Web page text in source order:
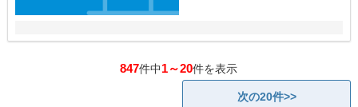
847件中1～20件を表示
次の20件>>